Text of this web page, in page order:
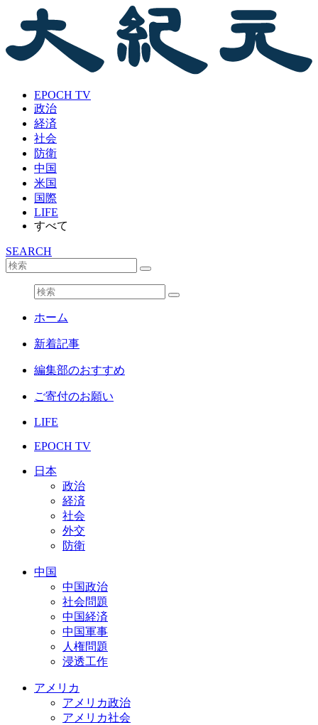
EPOCH TV
政治
経済
社会
防衛
中国
米国
国際
LIFE
すべて
SEARCH
ホーム
新着記事
編集部のおすすめ
ご寄付のお願い
LIFE
EPOCH TV
日本
政治
経済
社会
外交
防衛
中国
中国政治
社会問題
中国経済
中国軍事
人権問題
浸透工作
アメリカ
アメリカ政治
アメリカ社会